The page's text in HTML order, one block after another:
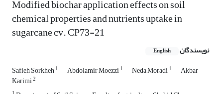
Modified biochar application effects on soil
chemical properties and nutrients uptake in
sugarcane cv. CP73-21
نویسندگان English
Safieh Sorkheh1 Abdolamir Moezzi1 Neda Moradi1 Akbar
Karimi2